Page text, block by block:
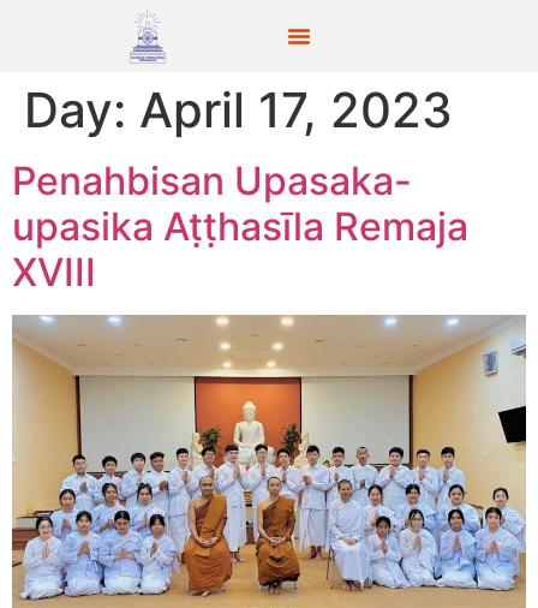
Day: April 17, 2023
Penahbisan Upasaka-
upasika Aṭṭhasīla Remaja
XVIII